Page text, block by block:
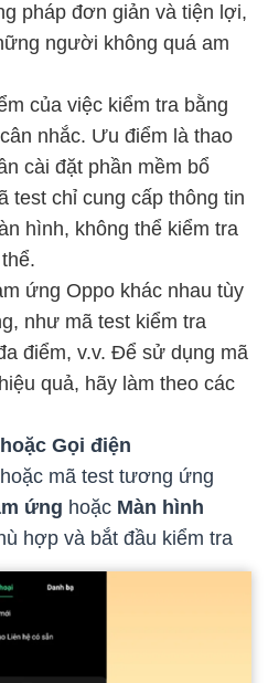
pháp đơn giản và tiện lợi,
người không quá am
của việc kiểm tra bằng
nhắc. Ưu điểm là thao
cài đặt phần mềm bổ
test chỉ cung cấp thông tin
hình, không thể kiểm tra
ứng Oppo khác nhau tùy
như mã test kiểm tra
điểm, v.v. Để sử dụng mã
quả, hãy làm theo các
Gọi điện
hoặc mã test tương ứng
ứng hoặc Màn hình
hợp và bắt đầu kiểm tra